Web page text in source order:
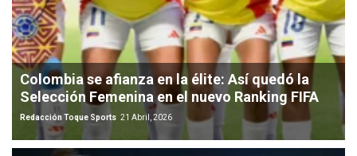
Colombia se afianza en la élite: Así quedó la
Selección Femenina en el nuevo Ranking FIFA
Redacción Toque Sports 21 Abril, 2026